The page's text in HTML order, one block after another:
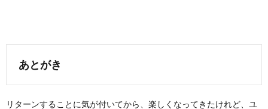
あとがき
リターンすることに気が付いてから、楽しくなってきたけれど、ユ